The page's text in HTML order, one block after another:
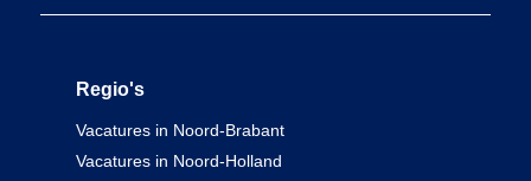
Regio's
Vacatures in Noord-Brabant
Vacatures in Noord-Holland